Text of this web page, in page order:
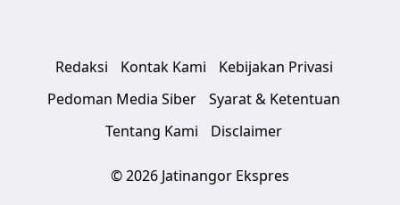
Redaksi Kontak Kami
Kebijakan Privasi
Pedoman Media Siber
Syarat & Ketentuan
Tentang Kami
Disclaimer
© 2026 Jatinangor Ekspres